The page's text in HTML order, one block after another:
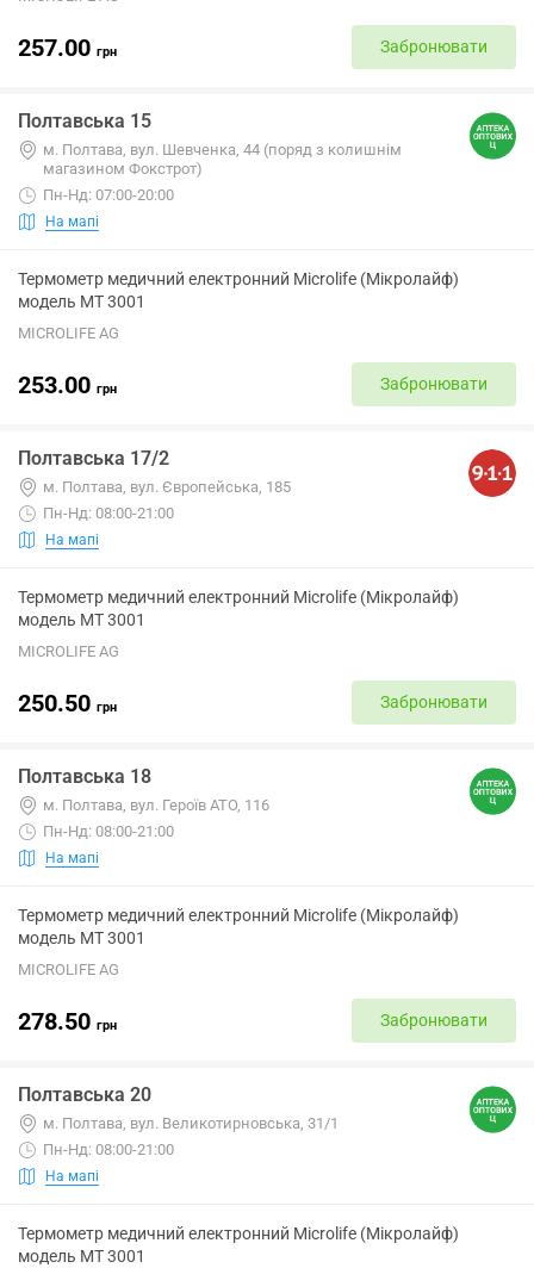
257.00 грн Забронювати
Полтавська 15
м. Полтава, вул. Шевченка, 44 (поряд з колишнім
магазином Фокстрот)
Пн-Нд: 07:00-20:00
На мапі
Термометр медичний електронний Microlife (Мікролайф)
модель МТ 3001
MICROLIFE AG
253.00 грн Забронювати
Полтавська 17/2
м. Полтава, вул. Європейська, 185
Пн-Нд: 08:00-21:00
На мапі
Термометр медичний електронний Microlife (Мікролайф)
модель МТ 3001
MICROLIFE AG
250.50 грн Забронювати
Полтавська 18
м. Полтава, вул. Героїв АТО, 116
Пн-Нд: 08:00-21:00
На мапі
Термометр медичний електронний Microlife (Мікролайф)
модель МТ 3001
MICROLIFE AG
278.50 грн Забронювати
Полтавська 20
м. Полтава, вул. Великотирновська, 31/1
Пн-Нд: 08:00-21:00
На мапі
Термометр медичний електронний Microlife (Мікролайф)
модель МТ 3001